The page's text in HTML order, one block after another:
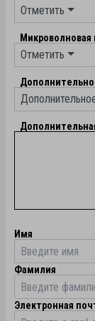
Отметить
Микроволновая
Отметить
Имя
Фамилия
Электронная